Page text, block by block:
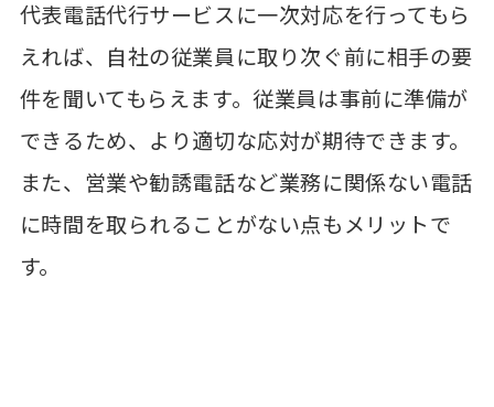
代表電話代行サービスに一次対応を行ってもら
えれば、自社の従業員に取り次ぐ前に相手の要
件を聞いてもらえます。従業員は事前に準備が
できるため、より適切な応対が期待できます。
また、営業や勧誘電話など業務に関係ない電話
に時間を取られることがない点もメリットで
す。